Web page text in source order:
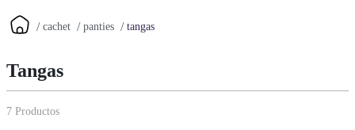
cachet panties tangas
Tangas
7 Productos